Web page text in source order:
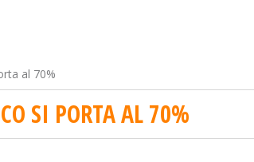
al 70%
SI PORTA AL 70%